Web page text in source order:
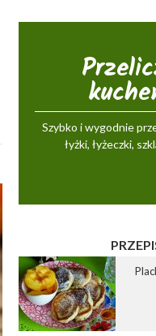
Szybko i wygodnie
łyżki, łyżeczki,